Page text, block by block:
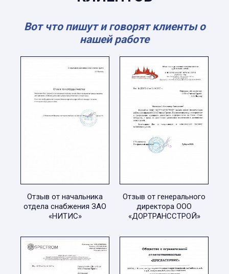
Вот что пишут и говорят клиенты о
нашей работе
Отзыв от начальника
отдела снабжения ЗАО
«НИТИС»
Отзыв от генерального
директора ООО
«ДОРТРАНССТРОЙ»